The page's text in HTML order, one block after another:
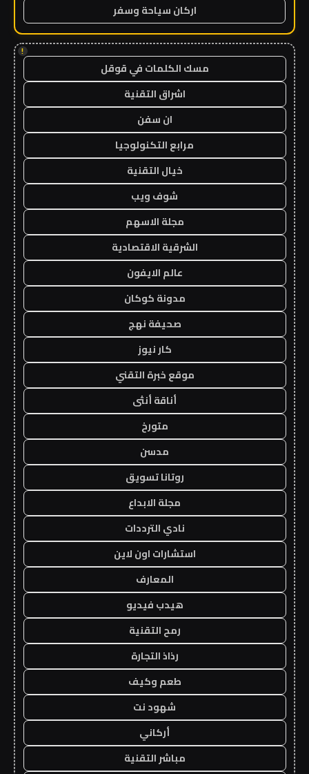
اركان سياحة وسفر
!
مسك الكلمات في قوقل
اشراق التقنية
ان سفن
مرابع التكنولوجيا
خيال التقنية
شوف ويب
مجلة الاسهم
الشرقية الاقتصادية
عالم الايفون
مدونة كوكان
صحيفة نهج
كار نيوز
موقع خبرة التقني
أناقة أنثى
متورخ
مدسن
روتانا تسويق
مجلة الابداع
نادي الترددات
استشارات اون لاين
المعارف
هيدب فيديو
رمح التقنية
رذاذ التجارة
طعم وكيف
شهود نت
أركاني
مباشر التقنية